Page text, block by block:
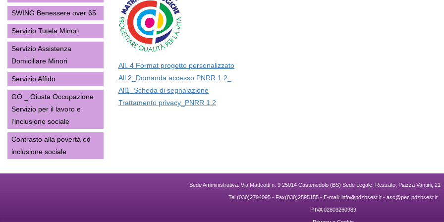
All. 4 Format progetto personalizzato
All.2_Domanda accesso PNRR 1.2_
All1_Scheda di segnalazione
Trattamento privacy_PNRR 1.2
SWING Benessere over 65
Servizio Tutela Minori
Servizio Assistenza
Domiciliare Minori
Servizio Affido
GO _ Giusta Occupazione
Servizio per il lavoro e
l’inclusione sociale
Contrasto alla povertà ed
inclusione sociale
Sede Amministrativa: Via Matteotti n. 9 25014 Castenedolo (BS) Sede Legale: Rezzato, Piazza Vantini, 21
Tel (030)2794095 - Fax(030)2595155 - E-mail: info@pdzbsest.it - asc@pec.pdzbsest.it
P.IVA 02803260989